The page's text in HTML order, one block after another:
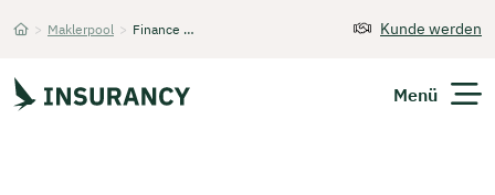
> Maklerpool > Finance Consult Kunde werden
Menü